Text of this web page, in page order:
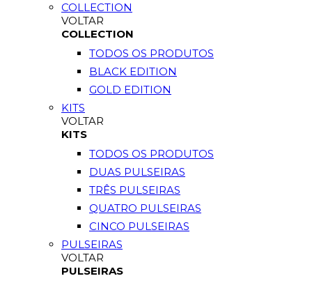
COLLECTION
VOLTAR
COLLECTION
TODOS OS PRODUTOS
BLACK EDITION
GOLD EDITION
KITS
VOLTAR
KITS
TODOS OS PRODUTOS
DUAS PULSEIRAS
TRÊS PULSEIRAS
QUATRO PULSEIRAS
CINCO PULSEIRAS
PULSEIRAS
VOLTAR
PULSEIRAS